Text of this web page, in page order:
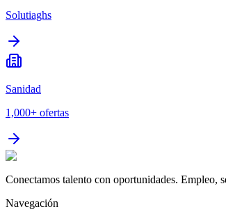
Solutiaghs
Sanidad
1,000+ ofertas
Conectamos talento con oportunidades. Empleo,
Navegación